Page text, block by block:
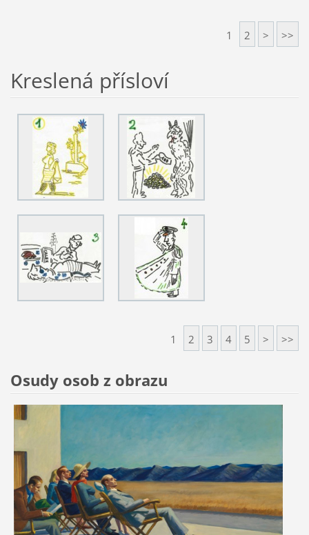
1 2 > >>
Kreslená přísloví
1 2 3 4 5 > >>
Osudy osob z obrazu